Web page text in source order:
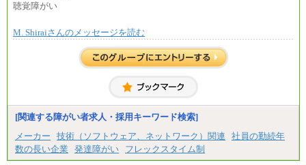
※上記に加え、所定労働時間外に勤務をした場
※試用期間中も給与に変更はございません。
＜募集各社・全職種共通＞
月給21万円以上～
※試用期間中の給与に変更はありません。
ます。
聴覚障がい
M. Shiraiさんのメッセージを読む
[関連する障がい者求人・採用キーワード検索]
メーカー
技術（ソフトウェア、ネットワーク）関連
社員の勤続年
数の長い企業
発達障がい フレックスタイム制